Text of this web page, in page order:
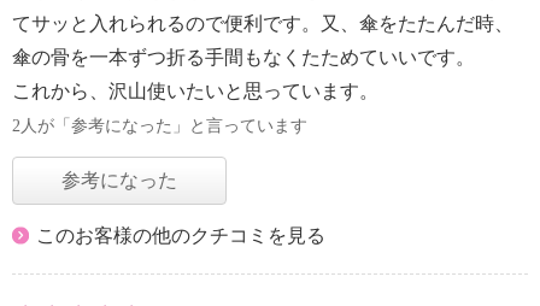
てサッと入れられるので便利です。又、傘をたたんだ時、
傘の骨を一本ずつ折る手間もなくたためていいです。
これから、沢山使いたいと思っています。
2人が「参考になった」と言っています
参考になった
このお客様の他のクチコミを見る